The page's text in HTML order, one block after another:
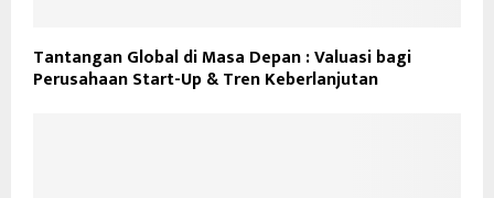
Tantangan Global di Masa Depan : Valuasi bagi
Perusahaan Start-Up & Tren Keberlanjutan